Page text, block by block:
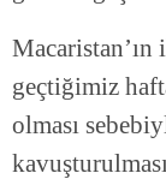
geçtiğimiz
olması